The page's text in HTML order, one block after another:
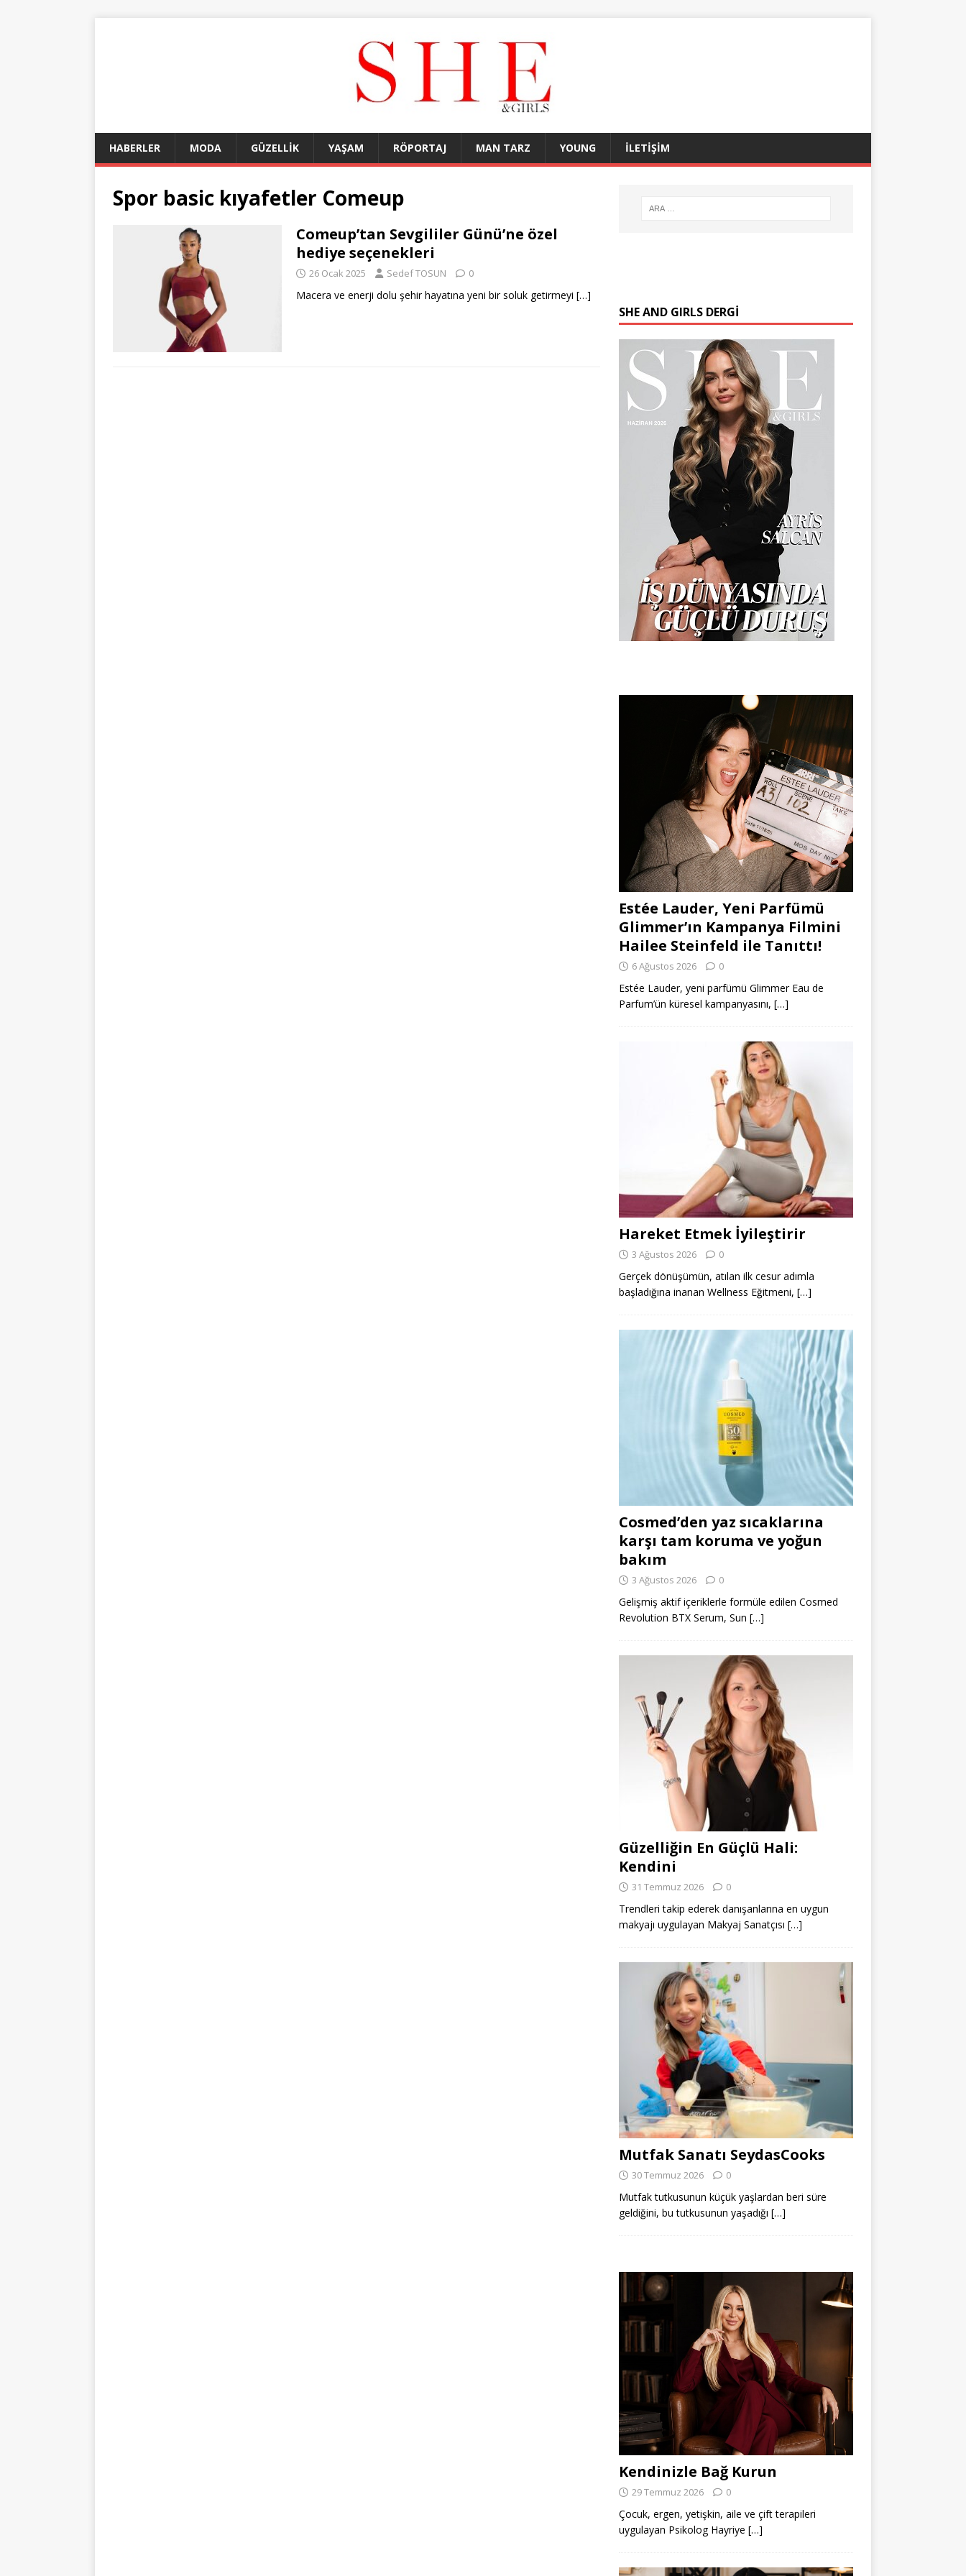
HABERLER MODA GÜZELLİK YAŞAM RÖPORTAJ MAN TARZ YOUNG İLETİŞİM
Spor basic kıyafetler Comeup
Comeup’tan Sevgililer Günü’ne özel
hediye seçenekleri
26 Ocak 2025 Sedef TOSUN 0
Macera ve enerji dolu şehir hayatına yeni bir soluk getirmeyi […]
SHE AND GIRLS DERGİ
Estée Lauder, Yeni Parfümü
Glimmer’ın Kampanya Filmini
Hailee Steinfeld ile Tanıttı!
6 Ağustos 2026 0
Estée Lauder, yeni parfümü Glimmer Eau de
Parfum’ün küresel kampanyasını, […]
Hareket Etmek İyileştirir
3 Ağustos 2026 0
Gerçek dönüşümün, atılan ilk cesur adımla
başladığına inanan Wellness Eğitmeni, […]
Cosmed’den yaz sıcaklarına
karşı tam koruma ve yoğun
bakım
3 Ağustos 2026 0
Gelişmiş aktif içeriklerle formüle edilen Cosmed
Revolution BTX Serum, Sun […]
Güzelliğin En Güçlü Hali:
Kendini
31 Temmuz 2026 0
Trendleri takip ederek danışanlarına en uygun
makyajı uygulayan Makyaj Sanatçısı […]
Mutfak Sanatı SeydasCooks
30 Temmuz 2026 0
Mutfak tutkusunun küçük yaşlardan beri süre
geldiğini, bu tutkusunun yaşadığı […]
Kendinizle Bağ Kurun
29 Temmuz 2026 0
Çocuk, ergen, yetişkin, aile ve çift terapileri
uygulayan Psikolog Hayriye […]